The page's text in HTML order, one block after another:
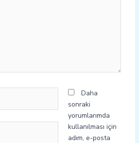
Daha
sonraki
yorumlarımda
kullanılması için
adım, e-posta